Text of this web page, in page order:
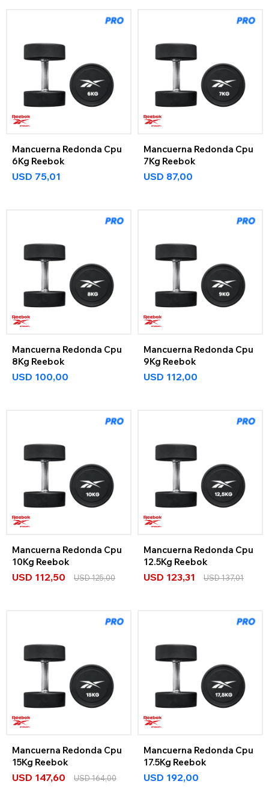
Mancuerna Redonda Cpu
6Kg Reebok
USD 75,01
Mancuerna Redonda Cpu
7Kg Reebok
USD 87,00
Mancuerna Redonda Cpu
8Kg Reebok
USD 100,00
Mancuerna Redonda Cpu
9Kg Reebok
USD 112,00
Mancuerna Redonda Cpu
10Kg Reebok
USD 112,50 USD125,00
Mancuerna Redonda Cpu
12.5Kg Reebok
USD 123,31 USD137,01
Mancuerna Redonda Cpu
15Kg Reebok
USD 147,60 USD164,00
Mancuerna Redonda Cpu
17.5Kg Reebok
USD 192,00